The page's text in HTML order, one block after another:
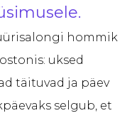
hommik
uksed
täituvad ja päev
selgub, et